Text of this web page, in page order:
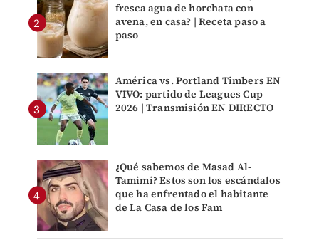
fresca agua de horchata con
avena, en casa? | Receta paso a
paso
América vs. Portland Timbers EN
VIVO: partido de Leagues Cup
2026 | Transmisión EN DIRECTO
¿Qué sabemos de Masad Al-
Tamimi? Estos son los escándalos
que ha enfrentado el habitante
de La Casa de los Fam